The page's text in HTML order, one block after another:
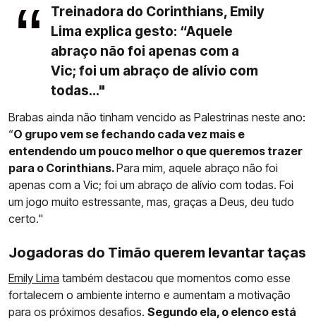
Treinadora do Corinthians, Emily
Lima explica gesto: “Aquele
abraço não foi apenas com a
Vic; foi um abraço de alívio com
todas..."
Brabas ainda não tinham vencido as Palestrinas neste ano:
“O grupo vem se fechando cada vez mais e
entendendo um pouco melhor o que queremos trazer
para o Corinthians.Para mim, aquele abraço não foi
apenas com a Vic; foi um abraço de alívio com todas. Foi
um jogo muito estressante, mas, graças a Deus, deu tudo
certo."
Jogadoras do Timão querem levantar taças
Emily Lima também destacou que momentos como esse
fortalecem o ambiente interno e aumentam a motivação
para os próximos desafios. Segundo ela, o elenco está